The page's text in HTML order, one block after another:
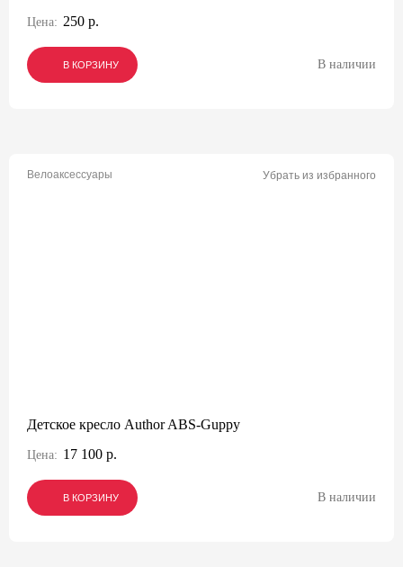
Цена: 250 р.
В КОРЗИНУ
В КОРЗИНУ
В КОРЗИНУ В наличии
Велоаксессуары Убрать из избранного
Детское кресло Author ABS-Guppy
Цена: 17 100 р.
В КОРЗИНУ
В КОРЗИНУ
В КОРЗИНУ В наличии